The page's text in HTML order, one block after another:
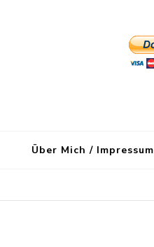
Über Mich / Impressum